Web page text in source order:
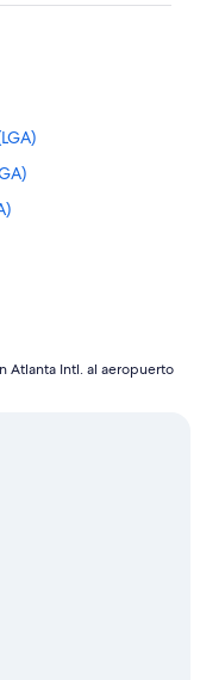
(LGA)
Atlanta Intl. al aeropuerto